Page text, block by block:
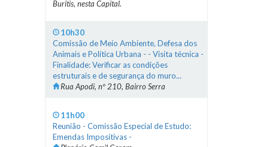
Buritis, nesta Capital.
10h30
Comissão de Meio Ambiente, Defesa dos
Animais e Política Urbana - - Visita técnica -
Finalidade: Verificar as condições
estruturais e de segurança do muro...
Rua Apodi, nº 210, Bairro Serra
11h00
Reunião - Comissão Especial de Estudo:
Emendas Impositivas -